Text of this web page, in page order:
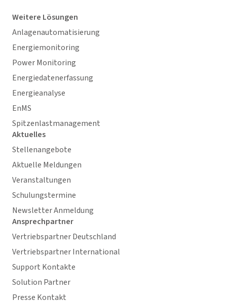
Weitere Lösungen
Anlagenautomatisierung
Energiemonitoring
Power Monitoring
Energiedatenerfassung
Energieanalyse
EnMS
Spitzenlastmanagement
Aktuelles
Stellenangebote
Aktuelle Meldungen
Veranstaltungen
Schulungstermine
Newsletter Anmeldung
Ansprechpartner
Vertriebspartner Deutschland
Vertriebspartner International
Support Kontakte
Solution Partner
Presse Kontakt